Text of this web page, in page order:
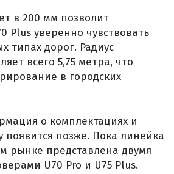
в 200 мм позволит
Plus уверенно чувствовать
типах дорог. Радиус
всего 5,75 метра, что
в городских
о комплектациях и
появится позже. Пока линейка
рынке представлена двумя
U70 Pro и U75 Plus.